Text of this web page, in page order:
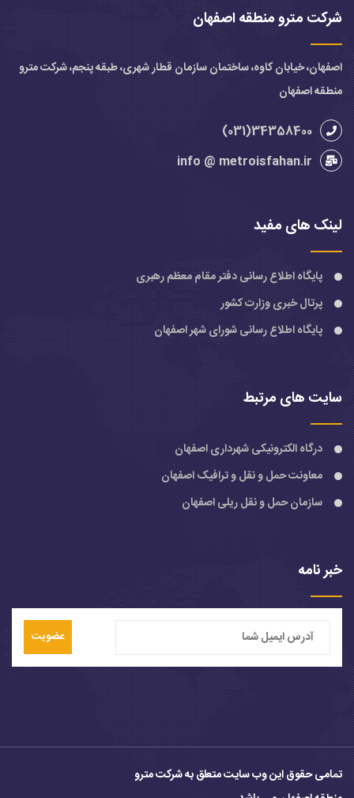
شرکت مترو منطقه اصفهان
اصفهان، خیابان کاوه، ساختمان سازمان قطار شهری، طبقه پنجم، شرکت مترو
منطقه اصفهان
34358400(031)
info @ metroisfahan.ir
لینک های مفید
پایگاه اطلاع رسانی دفتر مقام معظم رهبری
پرتال خبری وزارت کشور
پایگاه اطلاع رسانی شورای شهر اصفهان
سایت های مرتبط
درگاه الکترونیکی شهرداری اصفهان
معاونت حمل و نقل و ترافیک اصفهان
سازمان حمل و نقل ریلی اصفهان
خبر نامه
عضویت
تمامی حقوق این وب سایت متعلق به شرکت مترو